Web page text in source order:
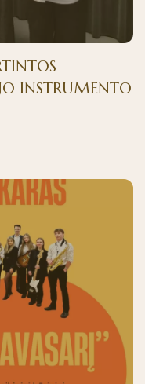
grupėms
INSTRUMENTO